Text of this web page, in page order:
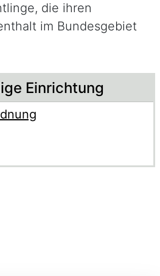
die ihren
im Bundesgebiet
Einrichtung